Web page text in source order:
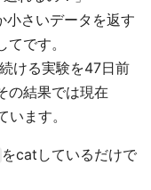
piping-server
が、イメージサイ